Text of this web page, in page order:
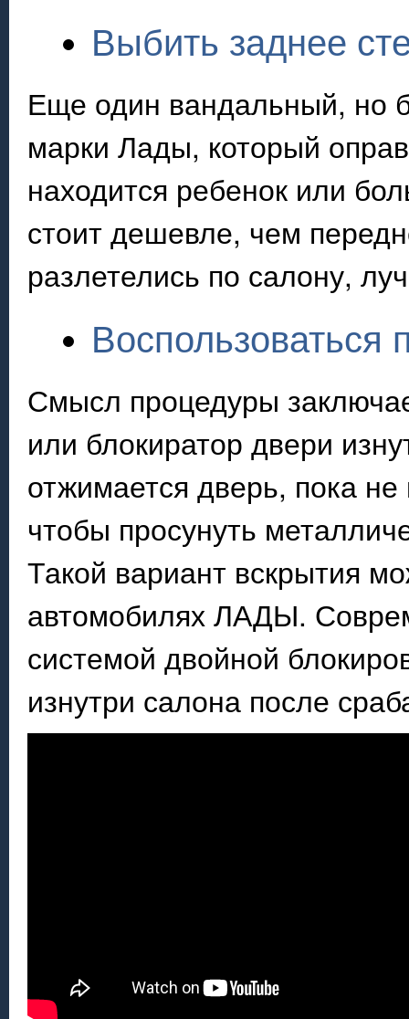
Выбить заднее
Еще один вандальный, но
марки Лады, который
находится ребенок или
стоит дешевле, чем
разлетелись по салону,
Воспользоваться
Смысл процедуры
или блокиратор двери
отжимается дверь, пока
чтобы просунуть
Такой вариант вскрытия
автомобилях ЛАДЫ.
системой двойной
изнутри салона после